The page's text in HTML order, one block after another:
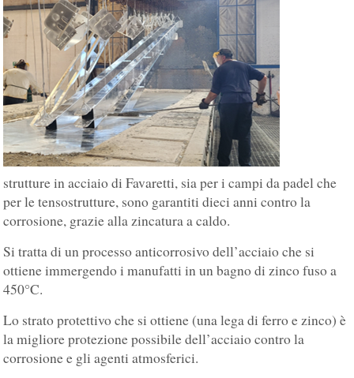
strutture in acciaio di Favaretti, sia per i campi da padel che
per le tensostrutture, sono garantiti dieci anni contro la
corrosione, grazie alla zincatura a caldo.
Si tratta di un processo anticorrosivo dell’acciaio che si
ottiene immergendo i manufatti in un bagno di zinco fuso a
450°C.
Lo strato protettivo che si ottiene (una lega di ferro e zinco) è
la migliore protezione possibile dell’acciaio contro la
corrosione e gli agenti atmosferici.